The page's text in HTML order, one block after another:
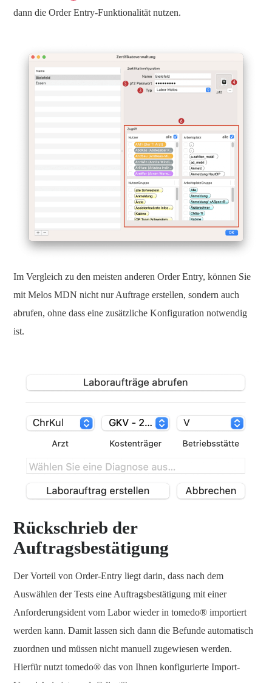
dann die Order Entry-Funktionalität nutzen.
Im Vergleich zu den meisten anderen Order Entry, können Sie
mit Melos MDN nicht nur Auftrage erstellen, sondern auch
abrufen, ohne dass eine zusätzliche Konfiguration notwendig
ist.
Rückschrieb der
Auftragsbestätigung
Der Vorteil von Order-Entry liegt darin, dass nach dem
Auswählen der Tests eine Auftragsbestätigung mit einer
Anforderungsident vom Labor wieder in tomedo® importiert
werden kann. Damit lassen sich dann die Befunde automatisch
zuordnen und müssen nicht manuell zugewiesen werden.
Hierfür nutzt tomedo® das von Ihnen konfigurierte Import-